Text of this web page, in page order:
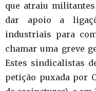
que atraiu
dar apoio a
industriais para
chamar uma greve
Estes sindicalistas
petição puxada por